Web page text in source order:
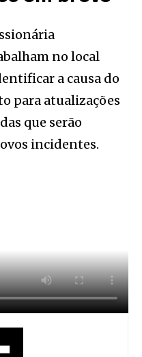
no local
a causa do
para atualizações
que serão
incidentes.